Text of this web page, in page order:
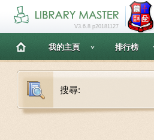
V3.6.8 p20181127
我的主頁 排行榜
搜尋: